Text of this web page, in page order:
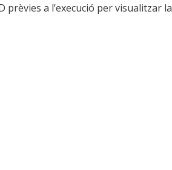
a l’execució per visualitzar la